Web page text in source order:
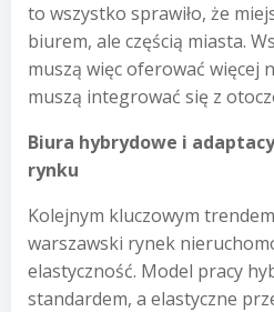
to wszystko sprawiło, że
biurem, ale częścią miasta.
muszą więc oferować więcej
muszą integrować się z
Biura hybrydowe i
rynku
Kolejnym kluczowym
warszawski rynek
elastyczność. Model pracy
standardem, a elastyczne